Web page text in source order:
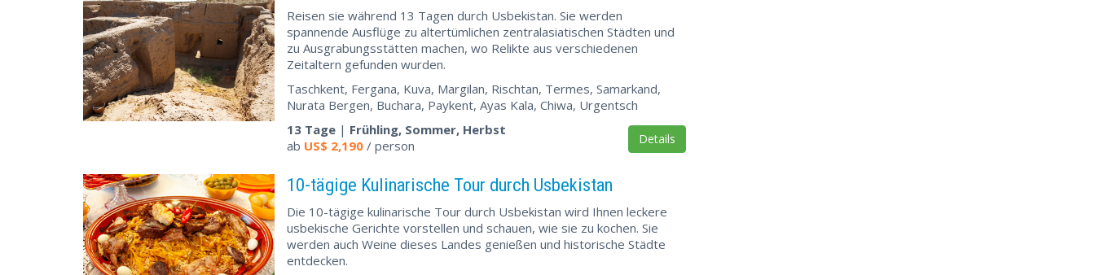
Reisen sie während 13 Tagen durch Usbekistan. Sie werden
spannende Ausflüge zu altertümlichen zentralasiatischen Städten und
zu Ausgrabungsstätten machen, wo Relikte aus verschiedenen
Zeitaltern gefunden wurden.
Taschkent, Fergana, Kuva, Margilan, Rischtan, Termes, Samarkand,
Nurata Bergen, Buchara, Paykent, Ayas Kala, Chiwa, Urgentsch
Details
13 Tage | Frühling, Sommer, Herbst
ab US$ 2,190 / person
10-tägige Kulinarische Tour durch Usbekistan
Die 10-tägige kulinarische Tour durch Usbekistan wird Ihnen leckere
usbekische Gerichte vorstellen und schauen, wie sie zu kochen. Sie
werden auch Weine dieses Landes genießen und historische Städte
entdecken.